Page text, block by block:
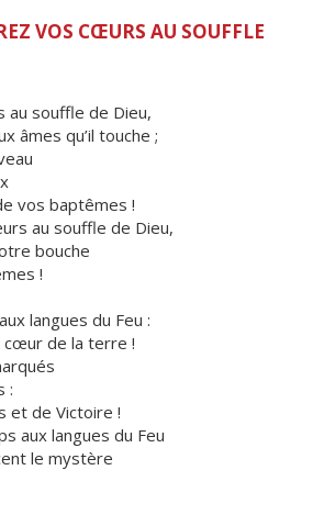
VOS CŒURS AU SOUFFLE
souffle de Dieu,
âmes qu’il touche ;
vos baptêmes !
au souffle de Dieu,
bouche
!
langues du Feu :
cœur de la terre !
:
et de Victoire !
aux langues du Feu
le mystère